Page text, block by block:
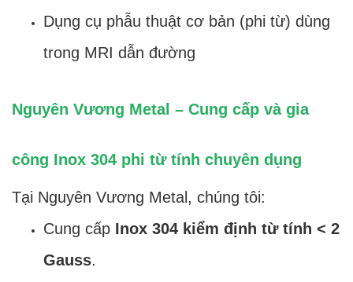
Dụng cụ phẫu thuật cơ bản (phi từ) dùng
trong MRI dẫn đường
Nguyên Vương Metal – Cung cấp và gia
công Inox 304 phi từ tính chuyên dụng
Tại Nguyên Vương Metal, chúng tôi:
Cung cấp Inox 304 kiểm định từ tính < 2
Gauss.